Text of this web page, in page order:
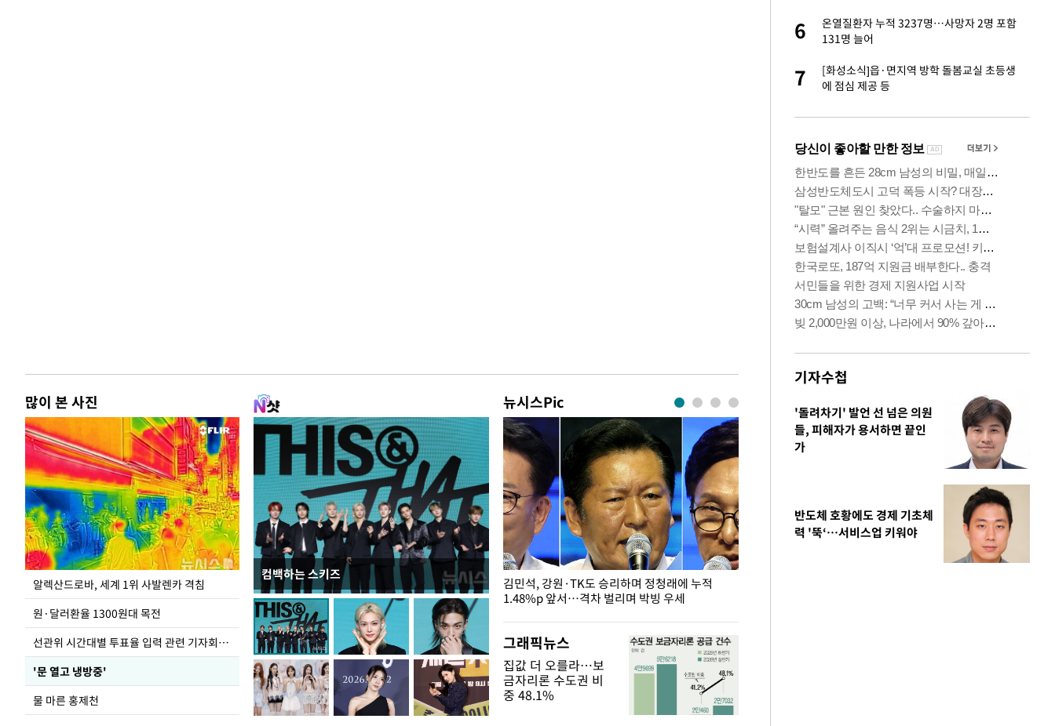
많이 본 사진
알렉산드로바, 세계 1위 사발렌카 격침
원·달러환율 1300원대 목전
선관위 시간대별 투표율 입력 관련 기자회견하는 주진우 의원
'문 열고 냉방중'
물 마른 홍제천
컴백하는 스키즈
뉴시스Pic
극한 폭염에 바닥 드러난 홍제천…물고기 떼죽음
도
김민석, 강원·TK도 승리하며 정청래에 누적
1.48%p 앞서…격차 벌리며 박빙 우세
그래픽뉴스
집값 더 오를라…보
금자리론 수도권 비
중 48.1%
6
온열질환자 누적 3237명…사망자 2명 포함
131명 늘어
7
[화성소식]읍·면지역 방학 돌봄교실 초등생
에 점심 제공 등
기자수첩
'돌려차기' 발언 선 넘은 의원
들, 피해자가 용서하면 끝인
가
반도체 호황에도 경제 기초체
력 '뚝‘…서비스업 키워야